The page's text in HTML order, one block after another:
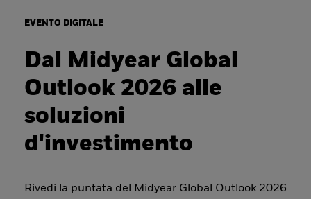
EVENTO DIGITALE
Dal Midyear Global
Outlook 2026 alle
soluzioni
d'investimento
Rivedi la puntata del Midyear Global Outlook 2026